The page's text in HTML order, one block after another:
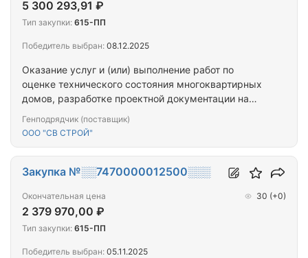
Оказание услуг и (или) выполнение работ по
оценке технического состояния многоквартирных
домов, разработке проектной документации на
имущества многоквартирных домов,
многоквартирных домов, расположенных на
территории города Севастополя
Генподрядчик (поставщик)
ООО "СВ СТРОЙ"
5 300 293,91 ₽
Тип закупки: 615-ПП
Победитель выбран: 08.12.2025
Закупка №░░7470000012500░░░
Окончательная цена
2 379 970,00 ₽
30 (+0)
Тип закупки: 615-ПП
Победитель выбран: 05.11.2025